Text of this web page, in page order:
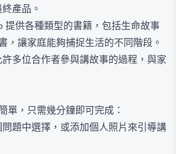
產品。
提供各種類型的書籍，包括生命故事
，讓家庭能夠捕捉生活的不同階段。
多位合作者參與講故事的過程，與家
單，只需幾分鐘即可完成：
題中選擇，或添加個人照片來引導講